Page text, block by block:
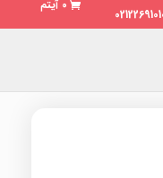
0 آیتم